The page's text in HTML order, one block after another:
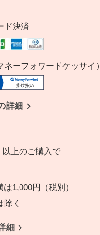
ド決済
ーフォワードケッサイ）
詳細
以上のご購入で
1,000円（税別）
く
細